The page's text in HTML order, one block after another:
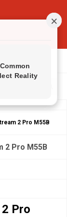
2 Pro M55B
2 Pro M55B
Pro